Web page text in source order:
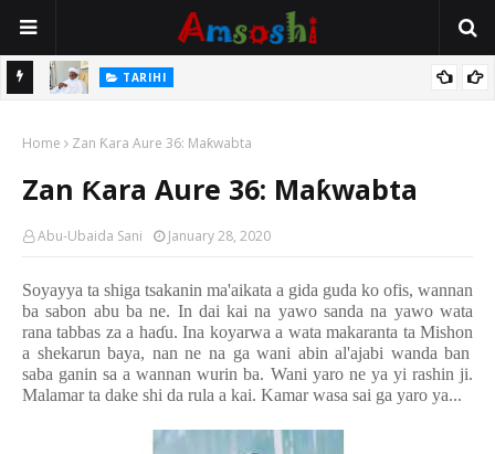
TARIHI
Sarkin Gummi Na Sha Biyar: Sarkin Mafaran Gummi Justice Lawal
TARIHI
Home Zan Ƙara Aure 36: Maƙwabta
Zan Ƙara Aure 36: Maƙwabta
Abu-Ubaida Sani January 28, 2020
Soyayya ta shiga tsakanin ma'aikata a gida guda ko ofis, wannan
ba sabon abu ba ne. In dai kai na yawo sanda na yawo wata
rana tabbas za a haɗu. Ina koyarwa a wata makaranta ta Mishon
a shekarun baya, nan ne na ga wani abin al'ajabi wanda ban
saba ganin sa a wannan wurin ba. Wani yaro ne ya yi rashin ji.
Malamar ta dake shi da rula a kai. Kamar wasa sai ga yaro ya...